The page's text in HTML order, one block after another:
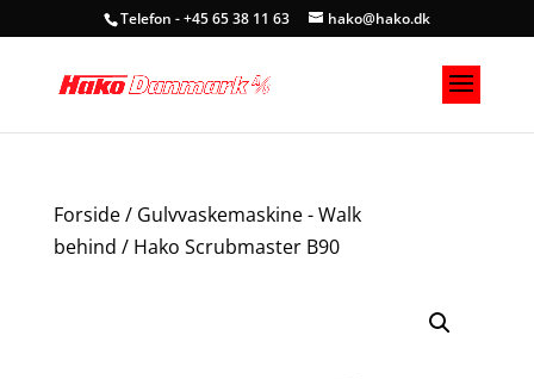
Telefon - +45 65 38 11 63 hako@hako.dk
Forside/ Gulvvaskemaskine - Walk
behind / Hako Scrubmaster B90